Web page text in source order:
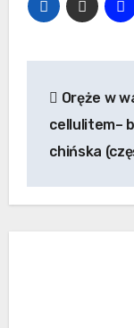
wpisu
Oręże w
cellulitem–
chińska